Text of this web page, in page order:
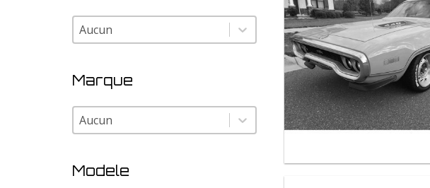
Pays
Pays
Marque
Marque
Marque
Modele